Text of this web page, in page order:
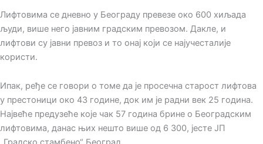
Лифтовима се дневно у Београду превезе око 600 хиљада
људи, више него јавним градским превозом. Дакле, и
лифтови су јавни превоз и то онај који се најучесталије
користи.
Ипак, ређе се говори о томе да је просечна старост лифтова
у престоници око 43 године, док им је радни век 25 година.
Највеће предузеће које чак 57 година брине о Београдским
лифтовима, данас њих нешто више од 6 300, јесте ЈП